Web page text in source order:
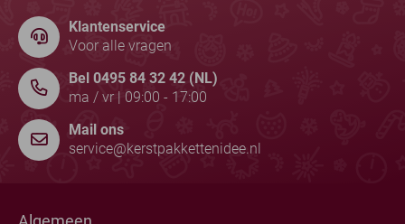
Klantenservice
Voor alle vragen
Bel 0495 84 32 42 (NL)
ma / vr | 09:00 - 17:00
Mail ons
service@kerstpakkettenidee.nl